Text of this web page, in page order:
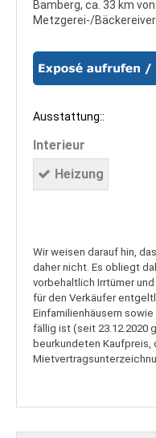
Bamberg, ca. 33 km
Metzgerei-/
Ausstattung::
Interieur
Heizung
Wir weisen darauf hin,
daher nicht. Es obliegt
vorbehaltlich Irrtümer
für den Verkäufer
Einfamilienhäusern
fällig ist (seit 23.12.2020
beurkundeten